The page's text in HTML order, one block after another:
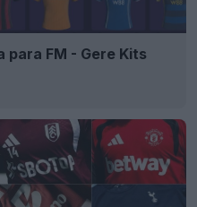
para FM - Gere Kits